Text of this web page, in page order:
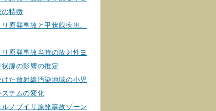
の特徴
原発事故と甲状腺疾患。
原発事故当時の放射性ヨ
腺の影響の推定
た放射線汚染地域の小児
テムの変化
ノブイリ原発事故ゾーン